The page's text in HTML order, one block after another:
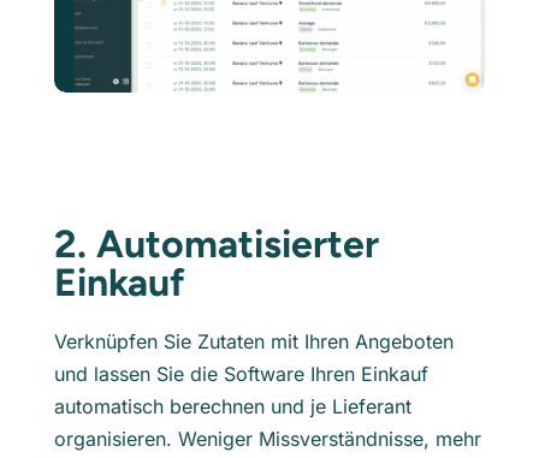
2. Automatisierter
Einkauf
Verknüpfen Sie Zutaten mit Ihren Angeboten
und lassen Sie die Software Ihren Einkauf
automatisch berechnen und je Lieferant
organisieren. Weniger Missverständnisse, mehr